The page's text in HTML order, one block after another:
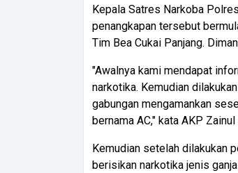
Kepala Satres Narkoba
penangkapan tersebut
Tim Bea Cukai Panjang.
"Awalnya kami mendapat
narkotika. Kemudian
gabungan mengamankan
bernama AC," kata AKP
Kemudian setelah dilakukan
berisikan narkotika jenis